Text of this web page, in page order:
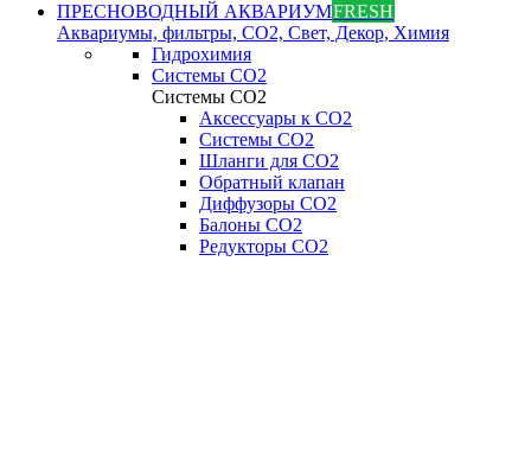
ПРЕСНОВОДНЫЙ АКВАРИУМFRESH
Аквариумы, фильтры, СО2, Свет, Декор, Химия
Гидрохимия
Системы СО2
Системы СО2
Аксессуары к СО2
Системы СО2
Шланги для CO2
Обратный клапан
Диффузоры СO2
Балоны CO2
Редукторы CO2